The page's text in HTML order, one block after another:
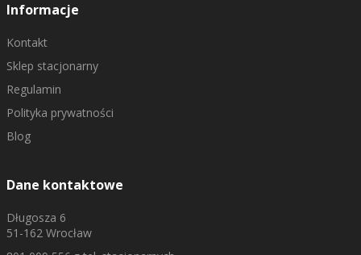
Informacje
Kontakt
Sklep stacjonarny
Regulamin
Polityka prywatności
Blog
Dane kontaktowe
Długosza 6
51-162 Wrocław